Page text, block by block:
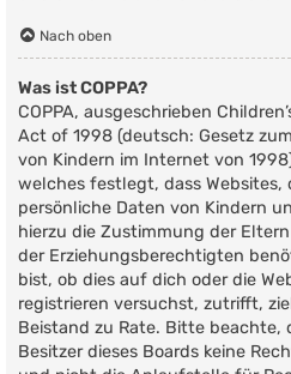
Nach oben
Was ist COPPA?
COPPA, ausgeschrieben
Act of 1998 (deutsch: Gesetz
von Kindern im Internet von
welches festlegt, dass Websites,
persönliche Daten von Kindern
hierzu die Zustimmung der
der Erziehungsberechtigten
bist, ob dies auf dich oder die
registrieren versuchst, zutrifft,
Beistand zu Rate. Bitte beachte,
Besitzer dieses Boards keine